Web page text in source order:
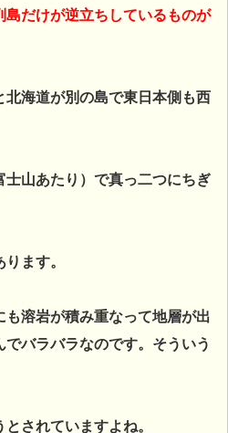
島だけが逆立ちしているものが
海道が別の島で東日本側も西
山あたり）で真っ二つにちぎ
ます。
溶岩が積み重なって地層が出
バラバラなのです。そういう
されていますよね。